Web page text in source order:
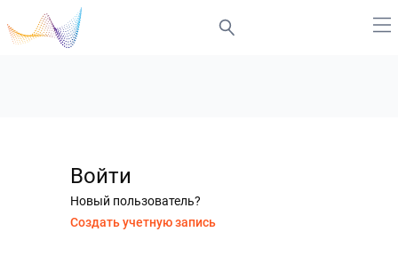
Войти
Новый пользователь?
Создать учетную запись